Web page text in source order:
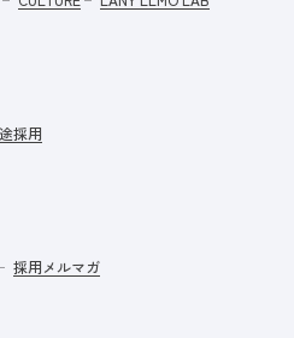
採用
採用メルマガ